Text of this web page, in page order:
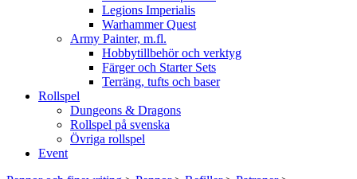
Legions Imperialis
Warhammer Quest
Army Painter, m.fl.
Hobbytillbehör och verktyg
Färger och Starter Sets
Terräng, tufts och baser
Rollspel
Dungeons & Dragons
Rollspel på svenska
Övriga rollspel
Event